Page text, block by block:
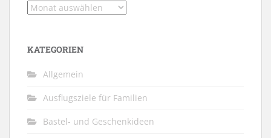
Archiv
KATEGORIEN
Allgemein
Ausflugsziele für Familien
Bastel- und Geschenkideen